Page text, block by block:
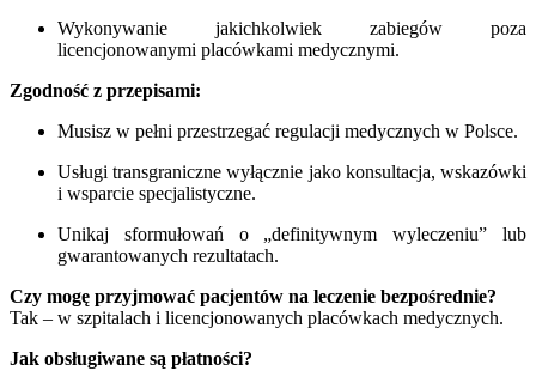
Wykonywanie jakichkolwiek zabiegów poza
licencjonowanymi placówkami medycznymi.
Zgodność z przepisami:
Musisz w pełni przestrzegać regulacji medycznych w Polsce.
Usługi transgraniczne wyłącznie jako konsultacja, wskazówki
i wsparcie specjalistyczne.
Unikaj sformułowań o „definitywnym wyleczeniu” lub
gwarantowanych rezultatach.
Czy mogę przyjmować pacjentów na leczenie bezpośrednie?
Tak – w szpitalach i licencjonowanych placówkach medycznych.
Jak obsługiwane są płatności?